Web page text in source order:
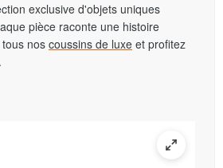
exclusive d'objets uniques
pièce raconte une histoire
nos coussins de luxe et profitez